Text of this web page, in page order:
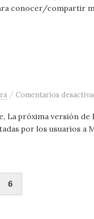
conocer/compartir
/ Comentarios
La próxima versión
por los usuarios a
6